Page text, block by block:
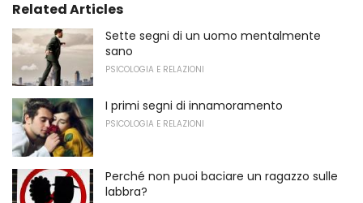
Related Articles
Sette segni di un uomo mentalmente
sano
PSICOLOGIA E RELAZIONI
I primi segni di innamoramento
PSICOLOGIA E RELAZIONI
Perché non puoi baciare un ragazzo sulle
labbra?